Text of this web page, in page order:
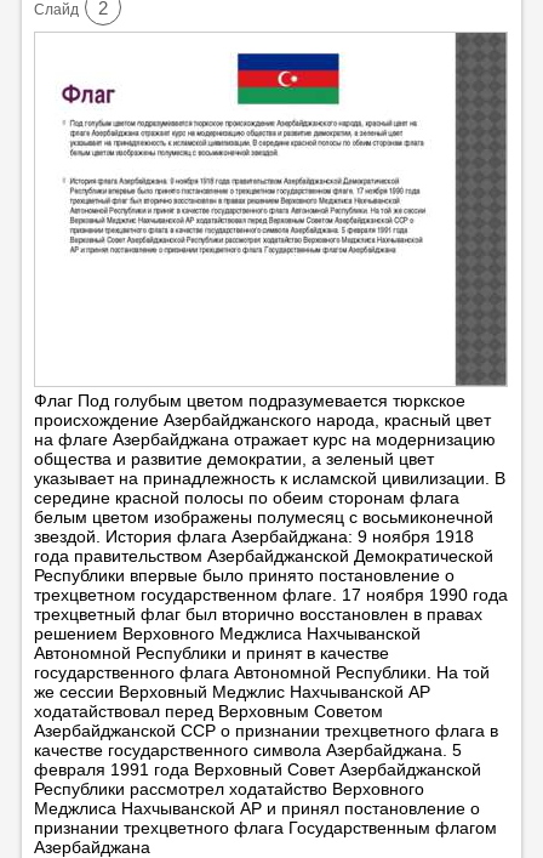
Cлайд 2
Флаг Под голубым цветом подразумевается тюркское
происхождение Азербайджанского народа, красный цвет
на флаге Азербайджана отражает курс на модернизацию
общества и развитие демократии, а зеленый цвет
указывает на принадлежность к исламской цивилизации. В
середине красной полосы по обеим сторонам флага
белым цветом изображены полумесяц с восьмиконечной
звездой. История флага Азербайджана: 9 ноября 1918
года правительством Азербайджанской Демократической
Республики впервые было принято постановление о
трехцветном государственном флаге. 17 ноября 1990 года
трехцветный флаг был вторично восстановлен в правах
решением Верховного Меджлиса Нахчыванской
Автономной Республики и принят в качестве
государственного флага Автономной Республики. На той
же сессии Верховный Меджлис Нахчыванской АР
ходатайствовал перед Верховным Советом
Азербайджанской ССР о признании трехцветного флага в
качестве государственного символа Азербайджана. 5
февраля 1991 года Верховный Совет Азербайджанской
Республики рассмотрел ходатайство Верховного
Меджлиса Нахчыванской АР и принял постановление о
признании трехцветного флага Государственным флагом
Азербайджана